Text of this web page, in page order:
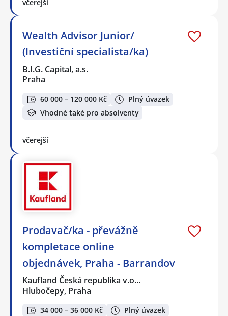
včerejší
Wealth Advisor Junior/
(Investiční specialista/ka)
B.I.G. Capital, a.s.
Praha
60 000 – 120 000 Kč
Plný úvazek
Vhodné také pro absolventy
včerejší
Prodavač/ka - převážně
kompletace online
objednávek, Praha - Barrandov
Kaufland Česká republika v.o…
Hlubočepy, Praha
34 000 – 36 000 Kč
Plný úvazek